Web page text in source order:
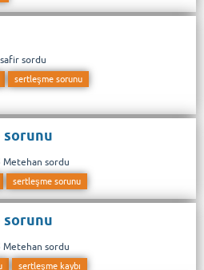
sordu
sertleşme sorunu
sorunu
Metehan sordu
sertleşme sorunu
sorunu
Metehan sordu
sertleşme kaybı